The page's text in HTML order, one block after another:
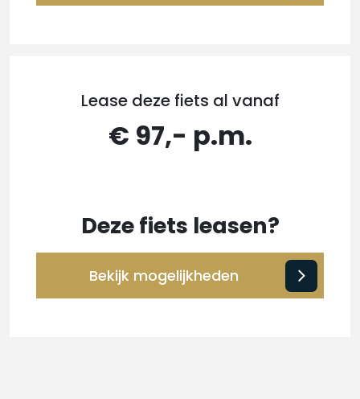
Lease deze fiets al vanaf
€ 97,- p.m.
Deze fiets leasen?
Bekijk mogelijkheden